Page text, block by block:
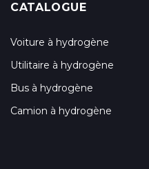
CATALOGUE
Voiture à hydrogène
Utilitaire à hydrogène
Bus à hydrogène
Camion à hydrogène